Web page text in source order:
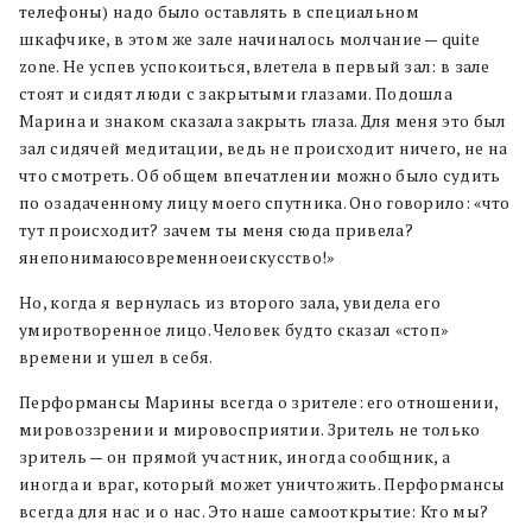
телефоны) надо было оставлять в специальном
шкафчике, в этом же зале начиналось молчание — quite
zone. Не успев успокоиться, влетела в первый зал: в зале
стоят и сидят люди с закрытыми глазами. Подошла
Марина и знаком сказала закрыть глаза. Для меня это был
зал сидячей медитации, ведь не происходит ничего, не на
что смотреть. Об общем впечатлении можно было судить
по озадаченному лицу моего спутника. Оно говорило: «что
тут происходит? зачем ты меня сюда привела?
янепонимаюсовременноеискусство!»
Но, когда я вернулась из второго зала, увидела его
умиротворенное лицо. Человек будто сказал «стоп»
времени и ушел в себя.
Перформансы Марины всегда о зрителе: его отношении,
мировоззрении и мировосприятии. Зритель не только
зритель — он прямой участник, иногда сообщник, а
иногда и враг, который может уничтожить. Перформансы
всегда для нас и о нас. Это наше самооткрытие: Кто мы?